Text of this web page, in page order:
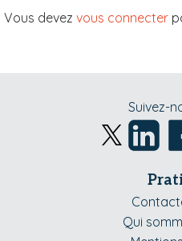
Vous devez vous connecter
Suivez-
Qui